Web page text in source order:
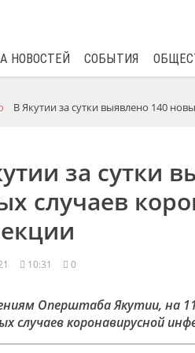
НОВОСТЕЙ СОБЫТИЯ
В Якутии за сутки выявлено 140
за сутки
случаев
10:31 0
Оперштаба Якутии, на
случаев коронавирусной